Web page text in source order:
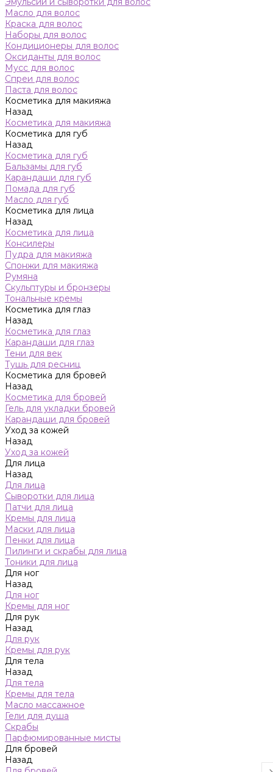
Масло для волос
Краска для волос
Наборы для волос
Кондиционеры для волос
Оксиданты для волос
Мусс для волос
Спреи для волос
Паста для волос
Косметика для макияжа
Назад
Косметика для макияжа
Косметика для губ
Назад
Косметика для губ
Бальзамы для губ
Карандаши для губ
Помада для губ
Масло для губ
Косметика для лица
Назад
Косметика для лица
Консилеры
Пудра для макияжа
Спонжи для макияжа
Румяна
Скульптуры и бронзеры
Тональные кремы
Косметика для глаз
Назад
Косметика для глаз
Карандаши для глаз
Тени для век
Тушь для ресниц
Косметика для бровей
Назад
Косметика для бровей
Гель для укладки бровей
Карандаши для бровей
Уход за кожей
Назад
Уход за кожей
Для лица
Назад
Для лица
Сыворотки для лица
Патчи для лица
Кремы для лица
Маски для лица
Пенки для лица
Пилинги и скрабы для лица
Тоники для лица
Для ног
Назад
Для ног
Кремы для ног
Для рук
Назад
Для рук
Кремы для рук
Для тела
Назад
Для тела
Кремы для тела
Масло массажное
Гели для душа
Скрабы
Парфюмированные мисты
Для бровей
Назад